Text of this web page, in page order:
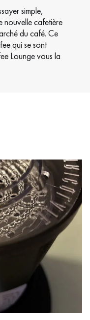
simple,
nouvelle cafetière
du café. Ce
qui se sont
Lounge vous la